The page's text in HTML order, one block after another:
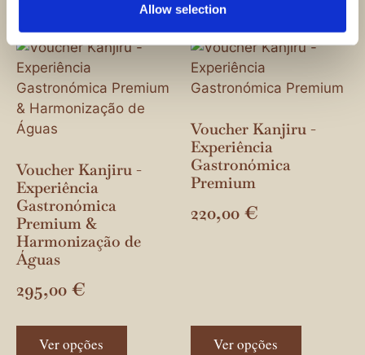
Allow selection
Voucher Kanjiru -
Experiência
Gastronómica
Premium &
Harmonização de
Águas
295,00 €
Ver opções
Voucher Kanjiru -
Experiência
Gastronómica
Premium
220,00 €
Ver opções